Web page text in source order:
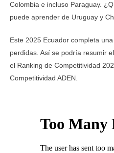
Colombia e incluso Paraguay.
puede aprender de Uruguay y
Este 2025 Ecuador completa
perdidas. Así se podría resumir
el Ranking de Competitividad
Competitividad ADEN.